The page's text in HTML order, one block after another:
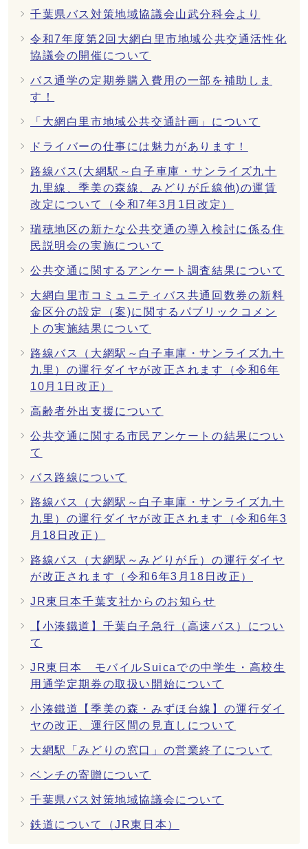
千葉県バス対策地域協議会山武分科会より
令和7年度第2回大網白里市地域公共交通活性化
協議会の開催について
バス通学の定期券購入費用の一部を補助しま
す！
「大網白里市地域公共交通計画」について
ドライバーの仕事には魅力があります！
路線バス(大網駅～白子車庫・サンライズ九十
九里線、季美の森線、みどりが丘線他)の運賃
改定について（令和7年3月1日改定）
瑞穂地区の新たな公共交通の導入検討に係る住
民説明会の実施について
公共交通に関するアンケート調査結果について
大網白里市コミュニティバス共通回数券の新料
金区分の設定（案)に関するパブリックコメン
トの実施結果について
路線バス（大網駅～白子車庫・サンライズ九十
九里）の運行ダイヤが改正されます（令和6年
10月1日改正）
高齢者外出支援について
公共交通に関する市民アンケートの結果につい
て
バス路線について
路線バス（大網駅～白子車庫・サンライズ九十
九里）の運行ダイヤが改正されます（令和6年3
月18日改正）
路線バス（大網駅～みどりが丘）の運行ダイヤ
が改正されます（令和6年3月18日改正）
JR東日本千葉支社からのお知らせ
【小湊鐵道】千葉白子急行（高速バス）につい
て
JR東日本 モバイルSuicaでの中学生・高校生
用通学定期券の取扱い開始について
小湊鐵道【季美の森・みずほ台線】の運行ダイ
ヤの改正、運行区間の見直しについて
大網駅「みどりの窓口」の営業終了について
ベンチの寄贈について
千葉県バス対策地域協議会について
鉄道について（JR東日本）